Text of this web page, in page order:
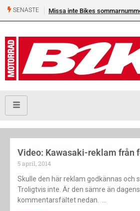
SENASTE Missa inte Bikes
Video: Kawasaki-reklam från
5 april, 2014
Skulle den här reklam godkännas och
Troligtvis inte. Är den sämre än
kommentarsfältet nedan.